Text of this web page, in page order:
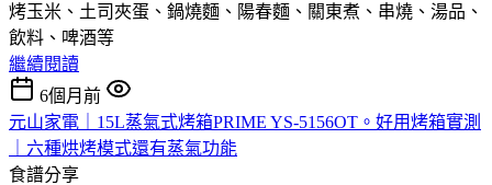
烤玉米、土司夾蛋、鍋燒麵、陽春麵、關東煮、串燒、湯品、
飲料、啤酒等
繼續閱讀
6個月前
元山家電｜15L蒸氣式烤箱PRIME YS-5156OT。好用烤箱實測
｜六種烘烤模式還有蒸氣功能
食譜分享